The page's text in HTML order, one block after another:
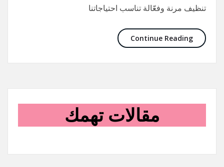
تنظيف مرنة وفعّالة تناسب احتياجاتنا
Continue Reading
مقالات تهمك